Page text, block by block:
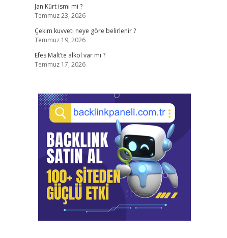
Jan Kürt ismi mi ?
Temmuz 23, 2026
Çekim kuvveti neye göre belirlenir ?
Temmuz 19, 2026
Efes Malt’te alkol var mı ?
Temmuz 17, 2026